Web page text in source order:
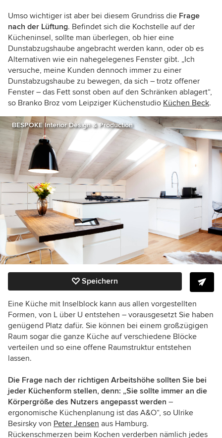
Umso wichtiger ist aber bei diesem Grundriss die Frage
nach der Lüftung. Befindet sich die Kochstelle auf der
Kücheninsel, sollte man überlegen, ob hier eine
Dunstabzugshaube angebracht werden kann, oder ob es
Alternativen wie ein nahegelegenes Fenster gibt. „Ich
versuche, meine Kunden dennoch immer zu einer
Dunstabzugshaube zu bewegen, da sich – trotz offener
Fenster – das Fett sonst oben auf den Schränken ablagert“,
so Branko Broz vom Leipziger Küchenstudio Küchen Beck.
BESPOKE Interior Design & Production
Speichern
Eine Küche mit Inselblock kann aus allen vorgestellten
Formen, von L über U entstehen – vorausgesetzt Sie haben
genügend Platz dafür. Sie können bei einem großzügigen
Raum sogar die ganze Küche auf verschiedene Blöcke
verteilen und so eine offene Raumstruktur entstehen
lassen.
Die Frage nach der richtigen Arbeitshöhe sollten Sie bei
jeder Küchenform stellen, denn: „Sie sollte immer an die
Körpergröße des Nutzers angepasst werden –
ergonomische Küchenplanung ist das A&O“, so Ulrike
Besirsky von Peter Jensen aus Hamburg.
Rückenschmerzen beim Kochen verderben nämlich jedes